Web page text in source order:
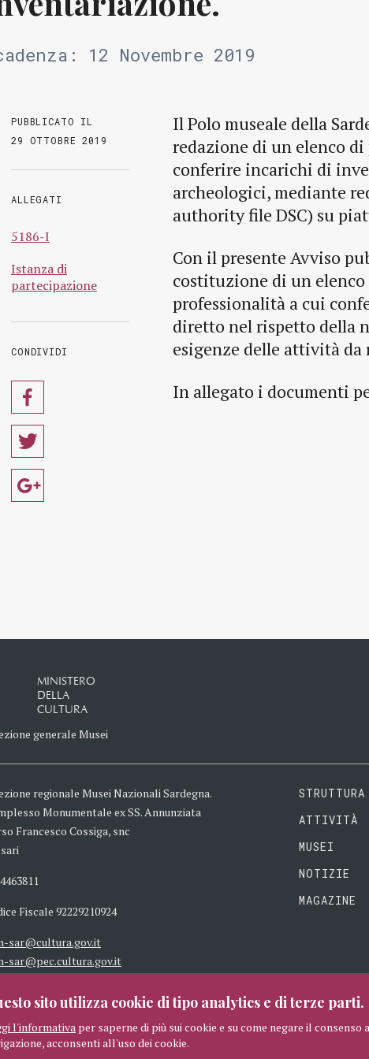
12 Novembre 2019
PUBBLICATO IL
29 OTTOBRE 2019
ALLEGATI
5186-I
Istanza di
partecipazione
CONDIVIDI
Il Polo museale della
redazione di un elenco
conferire incarichi di
archeologici, mediante
authority file DSC) su
Con il presente Avviso
costituzione di un
professionalità a cui
diretto nel rispetto della
esigenze delle attività da
In allegato i documenti
MINISTERO
DELLA
CULTURA
generale Musei
regionale Musei Nazionali Sardegna.
Monumentale ex SS. Annunziata
Francesco Cossiga, snc
Fiscale 92229210924
sar@cultura.gov.it
sar@pec.cultura.gov.it
STRUTTURA
ATTIVITÀ
MUSEI
NOTIZIE
MAGAZINE
MIBAC TUTTI I DIRITTI RISERVATI
sito utilizza cookie di tipo analytics e di terze parti.
l'informativa per saperne di più sui cookie e su come negare il
acconsenti all'uso dei cookie.